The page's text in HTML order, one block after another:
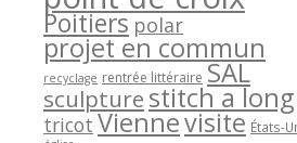
Poitiers polar
projet en commun
recyclage rentrée littéraire SAL
sculpture stitch a long
tricot Viennevisite États-